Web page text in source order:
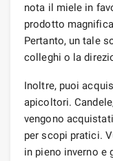
nota il miele in
prodotto
Pertanto, un tale
colleghi o la
Inoltre, puoi
apicoltori.
vengono
per scopi pratici.
in pieno inverno e